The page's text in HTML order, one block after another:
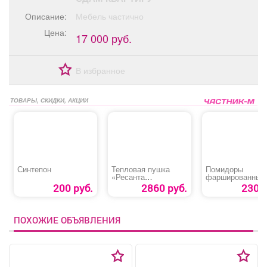
Поздравления
Описание:
Мебель частично
Цена:
17 000 руб.
В избранное
ТОВАРЫ, СКИДКИ, АКЦИИ
Синтепон
200 руб.
Тепловая пушка
«Ресанта
ТЭП-3000К»2860 руб.
Помидоры
фаршированные
криветками230
ПОХОЖИЕ ОБЪЯВЛЕНИЯ